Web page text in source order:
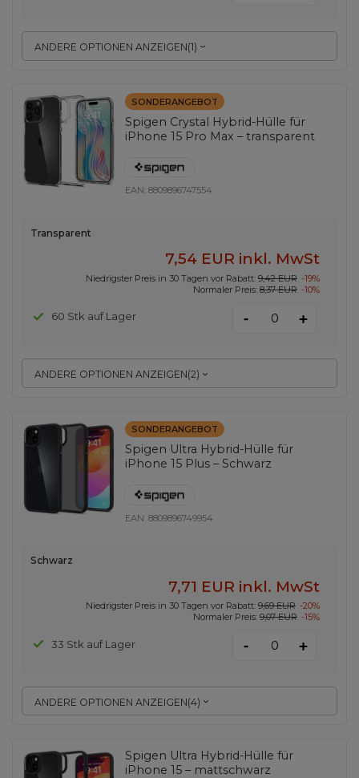
ANDERE OPTIONEN ANZEIGEN(1)
SONDERANGEBOT
Spigen Crystal Hybrid-Hülle für
iPhone 15 Pro Max – transparent
EAN:8809896747554
ANDERE OPTIONEN ANZEIGEN(2)
Transparent
7,54 EUR inkl. MwSt
Niedrigster Preis in 30 Tagen vor Rabatt: 9,42 EUR -19%
Normaler Preis: 8,37 EUR -10%
60 Stk auf Lager - +
SONDERANGEBOT
Spigen Ultra Hybrid-Hülle für
iPhone 15 Plus – Schwarz
EAN:8809896749954
ANDERE OPTIONEN ANZEIGEN(4)
Schwarz
7,71 EUR inkl. MwSt
Niedrigster Preis in 30 Tagen vor Rabatt: 9,69 EUR -20%
Normaler Preis: 9,07 EUR -15%
33 Stk auf Lager - +
Spigen Ultra Hybrid-Hülle für
iPhone 15 – mattschwarz